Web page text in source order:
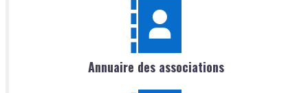
Annuaire des associations